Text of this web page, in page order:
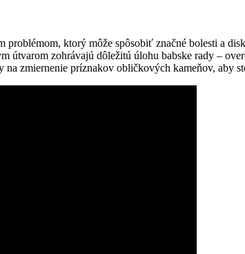
problémom, ktorý môže spôsobiť značné bolesti a
zohrávajú dôležitú úlohu babske rady –
na zmiernenie príznakov obličkových kameňov,